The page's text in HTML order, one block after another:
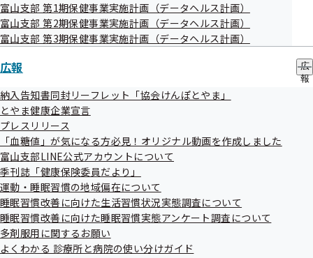
富山支部 第1期保健事業実施計画（データヘルス計画）
富山支部 第2期保健事業実施計画（データヘルス計画）
富山支部 第3期保健事業実施計画（データヘルス計画）
広報
広
報
納入告知書同封リーフレット「協会けんぽとやま」
とやま健康企業宣言
プレスリリース
「血糖値」が気になる方必見！オリジナル動画を作成しました
富山支部LINE公式アカウントについて
季刊誌「健康保険委員だより」
運動・睡眠習慣の地域偏在について
睡眠習慣改善に向けた生活習慣状況実態調査について
睡眠習慣改善に向けた睡眠習慣実態アンケート調査について
多剤服用に関するお願い
よくわかる 診療所と病院の使い分けガイド
右：代表取締役社長 西村 一生 様
主な取組み
・「要精密検査」「要治療」等の有所見者の再受診率100％
・メンタルヘルス講習を実施